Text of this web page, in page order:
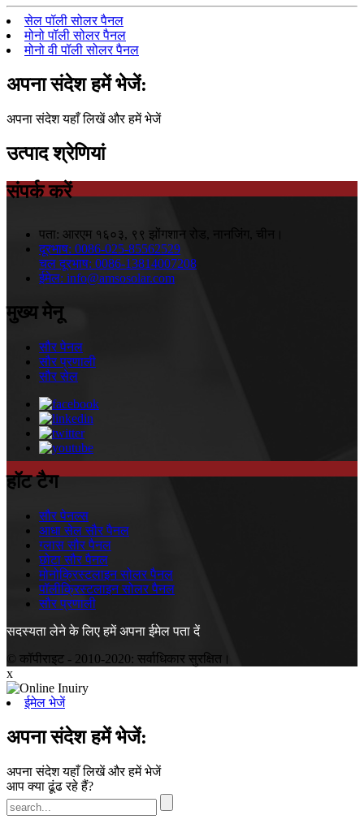
सेल पॉली सोलर पैनल
मोनो पॉली सोलर पैनल
मोनो वी पॉली सोलर पैनल
अपना संदेश हमें भेजें:
अपना संदेश यहाँ लिखें और हमें भेजें
उत्पाद श्रेणियां
संपर्क करें
पता: आरएम १६०३, ९९ झोंगशान रोड, नानजिंग, चीन।
दूरभाष: 0086-025-85562529
चल दूरभाष: 0086-13814007208
ईमेल: info@amsosolar.com
मुख्य मेनू
सौर पेनल
सौर प्रणाली
सौर सेल
हॉट टैग
सौर पेनल्स
आधा सेल सौर पैनल
ग्लास सौर पैनल
छोटा सौर पैनल
मोनोक्रिस्टलाइन सोलर पैनल
पॉलीक्रिस्टलाइन सोलर पैनल
सौर प्रणाली
सदस्यता लेने के लिए हमें अपना ईमेल पता दें
© कॉपीराइट - 2010-2020: सर्वाधिकार सुरक्षित।
x
ईमेल भेजें
अपना संदेश हमें भेजें:
अपना संदेश यहाँ लिखें और हमें भेजें
आप क्या ढूंढ रहे हैं?